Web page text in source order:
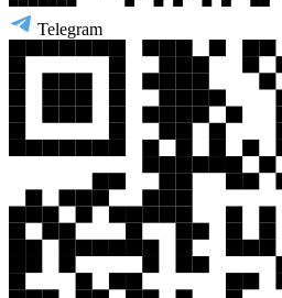
Telegram